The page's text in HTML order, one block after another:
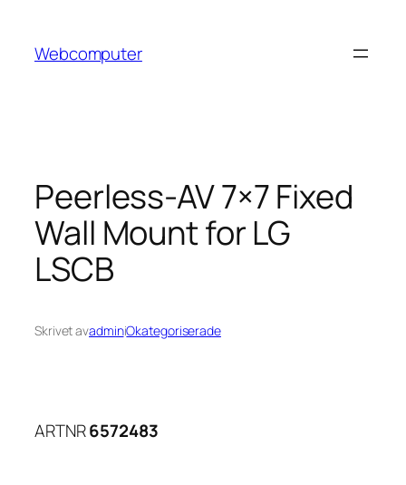
innehåll
Webcomputer
Peerless-AV 7×7 Fixed
Wall Mount for LG
LSCB
Skrivet avadminiOkategoriserade
ARTNR6572483